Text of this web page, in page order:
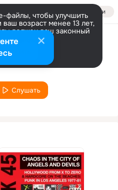
Войти
файлы, чтобы улучшить
возраст менее 13 лет,
должен ваш законный
информации
Dils
Слушать